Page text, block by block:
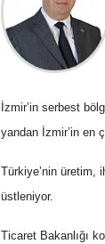
İzmir’in serbest
yandan İzmir’in en
Türkiye’nin üretim,
üstleniyor.
Ticaret Bakanlığı